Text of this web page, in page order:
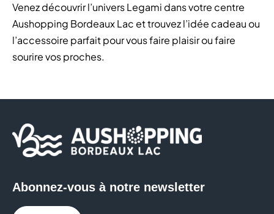
Venez découvrir l’univers Legami dans votre centre
Aushopping Bordeaux Lac et trouvez l’idée cadeau ou
l’accessoire parfait pour vous faire plaisir ou faire
sourire vos proches.
Abonnez-vous à notre newsletter